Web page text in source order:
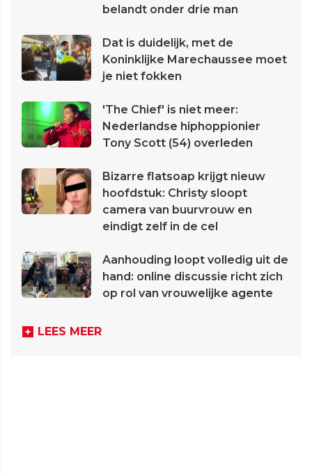
belandt onder drie man
Dat is duidelijk, met de
Koninklijke Marechaussee moet
je niet fokken
'The Chief' is niet meer:
Nederlandse hiphoppionier
Tony Scott (54) overleden
Bizarre flatsoap krijgt nieuw
hoofdstuk: Christy sloopt
camera van buurvrouw en
eindigt zelf in de cel
Aanhouding loopt volledig uit de
hand: online discussie richt zich
op rol van vrouwelijke agente
LEES MEER